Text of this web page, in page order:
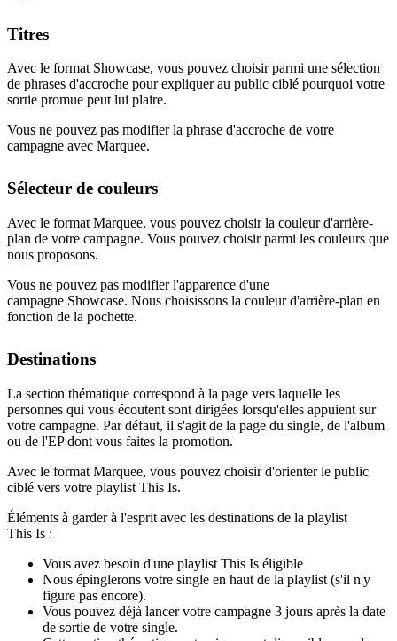
Titres
Avec le format Showcase, vous pouvez choisir parmi une sélection
de phrases d'accroche pour expliquer au public ciblé pourquoi votre
sortie promue peut lui plaire.
Vous ne pouvez pas modifier la phrase d'accroche de votre
campagne avec Marquee.
Sélecteur de couleurs
Avec le format Marquee, vous pouvez choisir la couleur d'arrière-
plan de votre campagne. Vous pouvez choisir parmi les couleurs que
nous proposons.
Vous ne pouvez pas modifier l'apparence d'une
campagne Showcase. Nous choisissons la couleur d'arrière-plan en
fonction de la pochette.
Destinations
La section thématique correspond à la page vers laquelle les
personnes qui vous écoutent sont dirigées lorsqu'elles appuient sur
votre campagne. Par défaut, il s'agit de la page du single, de l'album
ou de l'EP dont vous faites la promotion.
Avec le format Marquee, vous pouvez choisir d'orienter le public
ciblé vers votre playlist This Is.
Éléments à garder à l'esprit avec les destinations de la playlist
This Is :
Vous avez besoin d'une playlist This Is éligible
Nous épinglerons votre single en haut de la playlist (s'il n'y
figure pas encore).
Vous pouvez déjà lancer votre campagne 3 jours après la date
de sortie de votre single.